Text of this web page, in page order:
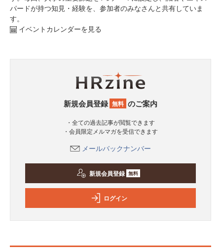
パードが持つ知見・経験を、参加者のみなさんと共有していま
す。
イベントカレンダーを見る
新規会員登録 無料 のご案内
・全ての過去記事が閲覧できます
・会員限定メルマガを受信できます
メールバックナンバー
新規会員登録 無料
ログイン